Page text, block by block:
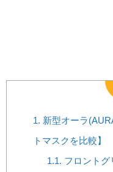
1. 新型オーラ
トマスクを比較】
1.1. フロントグ